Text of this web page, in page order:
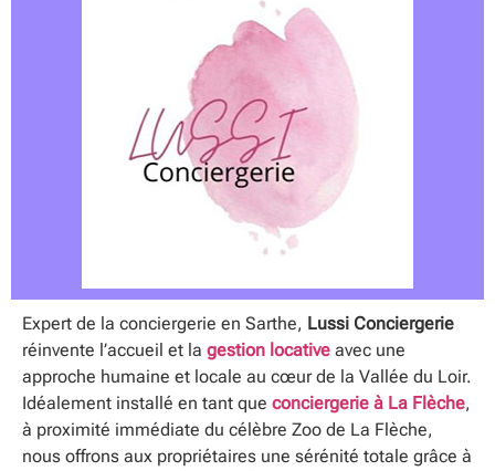
Expert de la conciergerie en Sarthe, Lussi Conciergerie
réinvente l’accueil et la gestion locative avec une
approche humaine et locale au cœur de la Vallée du Loir.
Idéalement installé en tant que conciergerie à La Flèche,
à proximité immédiate du célèbre Zoo de La Flèche,
nous offrons aux propriétaires une sérénité totale grâce à